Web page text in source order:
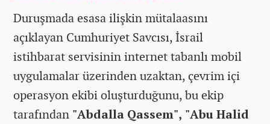
Duruşmada esasa ilişkin mütalaasını
açıklayan Cumhuriyet Savcısı, İsrail
istihbarat servisinin internet tabanlı mobil
uygulamalar üzerinden uzaktan, çevrim içi
operasyon ekibi oluşturduğunu, bu ekip
tarafından "Abdalla Qassem", "Abu Halid